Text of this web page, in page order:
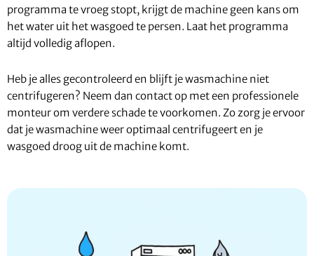
programma te vroeg stopt, krijgt de machine geen kans om
het water uit het wasgoed te persen. Laat het programma
altijd volledig aflopen.
Heb je alles gecontroleerd en blijft je wasmachine niet
centrifugeren? Neem dan contact op met een professionele
monteur om verdere schade te voorkomen. Zo zorg je ervoor
dat je wasmachine weer optimaal centrifugeert en je
wasgoed droog uit de machine komt.